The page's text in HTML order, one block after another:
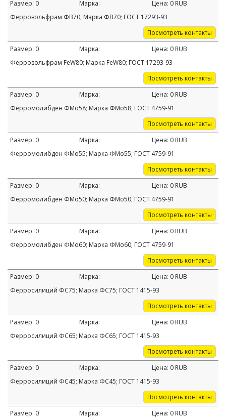
Размер: 0 Марка: Цена: 0 RUB
Ферровольфрам ФВ70; Марка ФВ70; ГОСТ 17293-93
Посмотреть контакты
Размер: 0 Марка: Цена: 0 RUB
Ферровольфрам FeW80; Марка FeW80; ГОСТ 17293-93
Посмотреть контакты
Размер: 0 Марка: Цена: 0 RUB
Ферромолибден ФМо58; Марка ФМо58; ГОСТ 4759-91
Посмотреть контакты
Размер: 0 Марка: Цена: 0 RUB
Ферромолибден ФМо55; Марка ФМо55; ГОСТ 4759-91
Посмотреть контакты
Размер: 0 Марка: Цена: 0 RUB
Ферромолибден ФМо50; Марка ФМо50; ГОСТ 4759-91
Посмотреть контакты
Размер: 0 Марка: Цена: 0 RUB
Ферромолибден ФМо60; Марка ФМо60; ГОСТ 4759-91
Посмотреть контакты
Размер: 0 Марка: Цена: 0 RUB
Ферросилиций ФС75; Марка ФС75; ГОСТ 1415-93
Посмотреть контакты
Размер: 0 Марка: Цена: 0 RUB
Ферросилиций ФС65; Марка ФС65; ГОСТ 1415-93
Посмотреть контакты
Размер: 0 Марка: Цена: 0 RUB
Ферросилиций ФС45; Марка ФС45; ГОСТ 1415-93
Посмотреть контакты
Размер: 0 Марка: Цена: 0 RUB